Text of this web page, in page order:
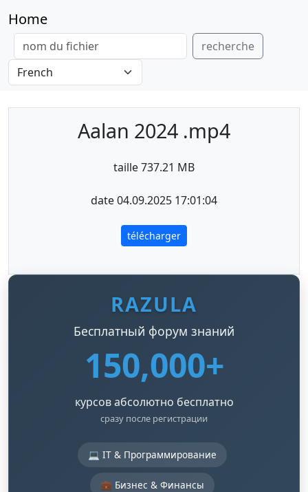
Home
recherche
Aalan 2024 .mp4
taille 737.21 MB
date 04.09.2025 17:01:04
télécharger
RAZULA
Бесплатный форум знаний
150,000+
курсов абсолютно бесплатно
сразу после регистрации
💻 IT & Программирование
💼 Бизнес & Финансы